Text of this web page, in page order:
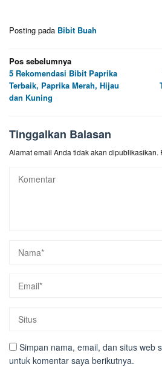
Posting pada Bibit Buah
Navigasi
pos
Pos sebelumnya
5 Rekomendasi Bibit Paprika
Terbaik, Paprika Merah, Hijau
dan Kuning
Tinggalkan Balasan
Alamat email Anda tidak akan dipublikasikan.
Simpan nama, email, dan situs web
untuk komentar saya berikutnya.